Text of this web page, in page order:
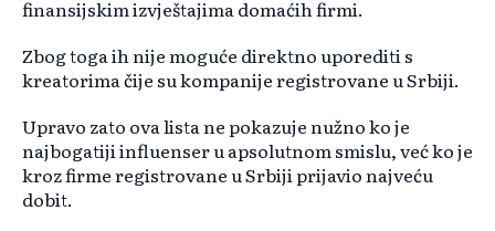
finansijskim izvještajima domaćih firmi.
Zbog toga ih nije moguće direktno uporediti s
kreatorima čije su kompanije registrovane u Srbiji.
Upravo zato ova lista ne pokazuje nužno ko je
najbogatiji influenser u apsolutnom smislu, već ko je
kroz firme registrovane u Srbiji prijavio najveću
dobit.